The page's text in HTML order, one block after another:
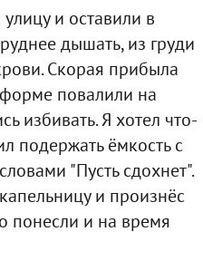
и оставили в
дышать, из груди
Скорая прибыла
повалили на
избивать. Я хотел что-
подержать ёмкость с
"Пусть сдохнет".
и произнёс
понесли и на время